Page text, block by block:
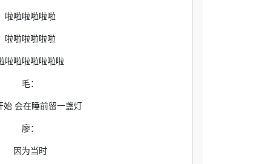
啦啦啦啦啦啦
啦啦啦啦啦啦
啦啦啦啦啦啦啦
毛：
始 会在睡前留一盏灯
廖：
因为当时